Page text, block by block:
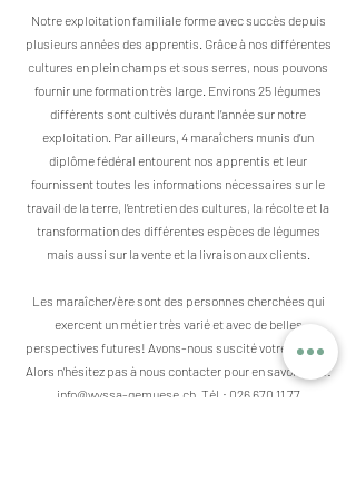
Notre exploitation familiale forme avec succès depuis
plusieurs années des apprentis. Grâce à nos différentes
cultures en plein champs et sous serres, nous pouvons
fournir une formation très large. Environs 25 légumes
différents sont cultivés durant l’année sur notre
exploitation. Par ailleurs, 4 maraîchers munis d’un
diplôme fédéral entourent nos apprentis et leur
fournissent toutes les informations nécessaires sur le
travail de la terre, l’entretien des cultures, la récolte et la
transformation des différentes espèces de légumes
mais aussi sur la vente et la livraison aux clients.
Les maraîcher/ère sont des personnes cherchées qui
exercent un métier très varié et avec de belles
perspectives futures! Avons-nous suscité votre intérêt?
Alors n’hésitez pas à nous contacter pour en savoir plus:
info@wyssa-gemuese.ch, Tél.: 026 670 11 77